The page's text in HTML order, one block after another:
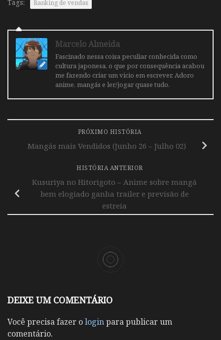
Tags: Ranking de vendas
Marcelo Almeida
Fascinado nessa coisa peculiar conhecida como
cultura japonesa, o que por consequência acabou
me fazendo criar um vicio em escrever. Adoro
anime, mangás e ler/jogar quase tudo.
PRÓXIMO HISTÓRIA
Mangás mais Vendidos (Junho 26 – Julho 02)
HISTÓRIA ANTERIOR
Kusuriya no Hitorigoto – Anime sobre mangá
bem elogiado ganha trailer e previsão de
estreia
DEIXE UM COMENTÁRIO
Você precisa fazer ologinpara publicar um
comentário.